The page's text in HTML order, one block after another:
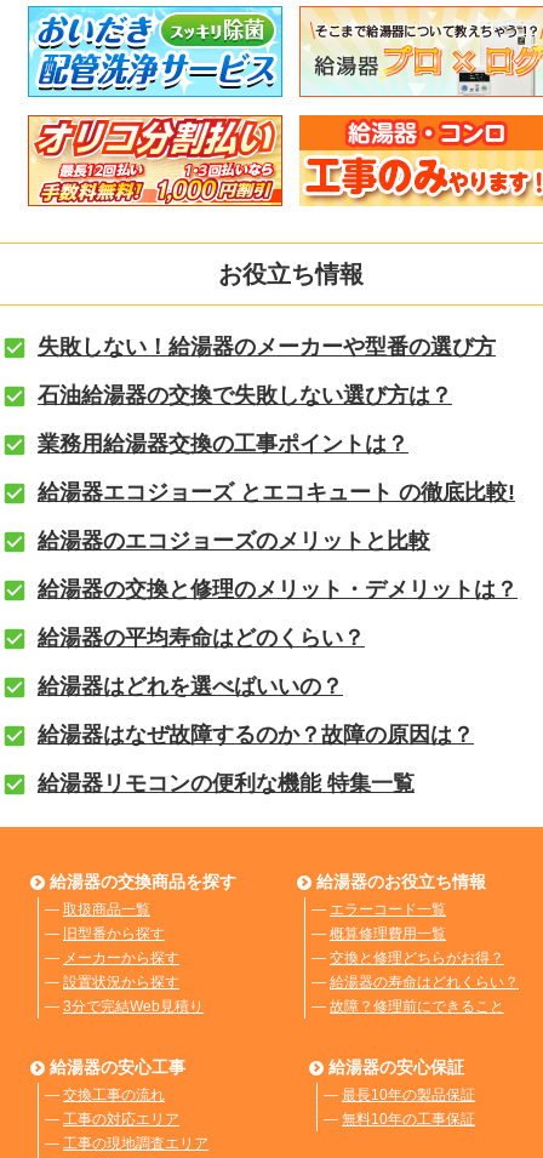
お役立ち情報
失敗しない！給湯器のメーカーや型番の選び方
石油給湯器の交換で失敗しない選び方は？
業務用給湯器交換の工事ポイントは？
給湯器エコジョーズ とエコキュート の徹底比較!
給湯器のエコジョーズのメリットと比較
給湯器の交換と修理のメリット・デメリットは？
給湯器の平均寿命はどのくらい？
給湯器はどれを選べばいいの？
給湯器はなぜ故障するのか？故障の原因は？
給湯器リモコンの便利な機能 特集一覧
給湯器の交換商品を探す
― 取扱商品一覧
― 旧型番から探す
― メーカーから探す
― 設置状況から探す
― 3分で完結Web見積り
給湯器のお役立ち情報
― エラーコード一覧
― 概算修理費用一覧
― 交換と修理どちらがお得？
― 給湯器の寿命はどれくらい？
― 故障？修理前にできること
給湯器の安心工事
― 交換工事の流れ
― 工事の対応エリア
― 工事の現地調査エリア
給湯器の安心保証
― 最長10年の製品保証
― 無料10年の工事保証